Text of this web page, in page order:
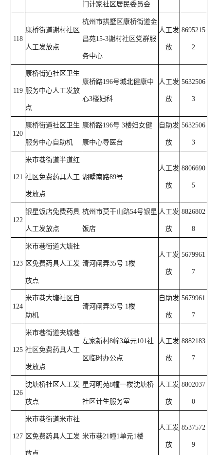
门计家社区居民委员会
118
康桥街道谢村社区
人工发放点
杭州市拱墅区康桥街道金
昌苑15-3谢村社区党群服
务中心
人工发
放
8695215
2
119
康桥街道社区卫生
服务中心人工发放
点
康桥路196号城北健康中
心3楼妇科
人工发
放
5632506
3
120
康桥街道社区卫生
服务中心自助机
康桥路196号 3楼妇女健
康中心导医台
自助发
放
5632506
3
121
米市巷街道半道红
社区免费药具人工
发放点
湖墅南路89号
人工发
放
8806690
5
122
银星饭店免费药具
人工发放点
杭州市莫干山路54号银星
饭店
人工发
放
8826802
8
123
米市巷街道大塘社
区免费药具人工发
放点
清河闸弄35号 1楼
人工发
放
5679961
7
124
米市巷大塘社区自
助机
清河闸弄35号 1楼
自助发
放
5679961
7
125
米市巷街道夹城巷
社区免费药具人工
发放点
左家新村8幢3单元101社
区临时办公点
人工发
放
8882183
7
126
沈塘桥社区人工发
放点
星河明苑8幢一楼沈塘桥
社区计生服务室
人工发
放
8802037
0
127
米市巷街道米市社
区免费药具人工发
放点
米市巷21幢1单元1楼
人工发
放
8537572
9